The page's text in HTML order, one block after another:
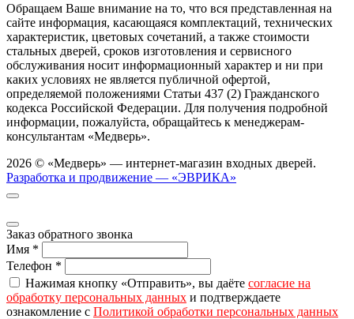
Обращаем Ваше внимание на то, что вся представленная на
сайте информация, касающаяся комплектаций, технических
характеристик, цветовых сочетаний, а также стоимости
стальных дверей, сроков изготовления и сервисного
обслуживания носит информационный характер и ни при
каких условиях не является публичной офертой,
определяемой положениями Статьи 437 (2) Гражданского
кодекса Российской Федерации. Для получения подробной
информации, пожалуйста, обращайтесь к менеджерам-
консультантам «Медверь».
2026 © «Медверь» — интернет-магазин входных дверей.
Разработка и продвижение — «ЭВРИКА»
Заказ обратного звонка
Имя *
Телефон *
Нажимая кнопку «Отправить», вы даёте согласие на
обработку персональных данных и подтверждаете
ознакомление с Политикой обработки персональных данных